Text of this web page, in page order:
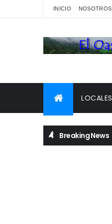
INICIO NOSOTROS
LOCALES
Breaking News